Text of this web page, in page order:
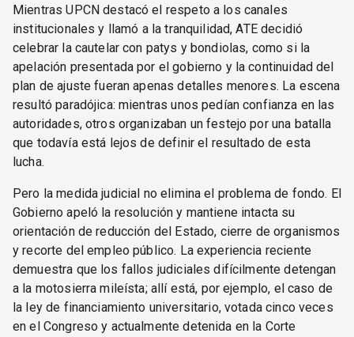
Mientras UPCN destacó el respeto a los canales
institucionales y llamó a la tranquilidad, ATE decidió
celebrar la cautelar con patys y bondiolas, como si la
apelación presentada por el gobierno y la continuidad del
plan de ajuste fueran apenas detalles menores. La escena
resultó paradójica: mientras unos pedían confianza en las
autoridades, otros organizaban un festejo por una batalla
que todavía está lejos de definir el resultado de esta
lucha.
Pero la medida judicial no elimina el problema de fondo. El
Gobierno apeló la resolución y mantiene intacta su
orientación de reducción del Estado, cierre de organismos
y recorte del empleo público. La experiencia reciente
demuestra que los fallos judiciales difícilmente detengan
a la motosierra mileísta; allí está, por ejemplo, el caso de
la ley de financiamiento universitario, votada cinco veces
en el Congreso y actualmente detenida en la Corte